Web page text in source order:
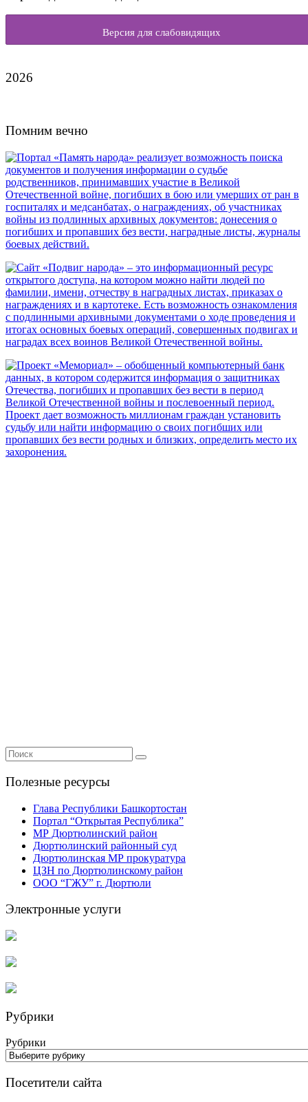
Версия для слабовидящих
2026
Помним вечно
Полезные ресурсы
Глава Республики Башкортостан
Портал “Открытая Республика”
МР Дюртюлинский район
Дюртюлинский районный суд
Дюртюлинская МР прокуратура
ЦЗН по Дюртюлинскому район
ООО “ГЖУ” г. Дюртюли
Электронные услуги
Рубрики
Рубрики
Посетители сайта